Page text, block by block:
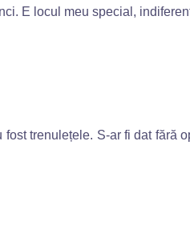
E locul meu special,
trenulețele. S-ar fi dat